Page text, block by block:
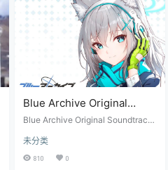
Blue Archive Original
Soundtrack Vol.1 ～
memorable days～ (2022)
(FLAC)
Blue Archive Original Soundtrack
days～ (2022) (FLAC)
未分类
810 0